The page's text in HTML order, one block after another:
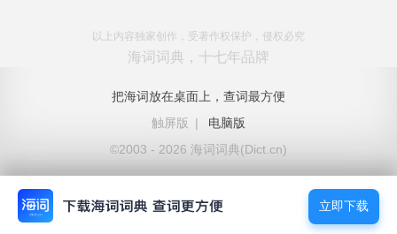
以上内容独家创作，受著作权保护，侵权必究
海词词典，十七年品牌
把海词放在桌面上，查词最方便
触屏版
|
电脑版
©2003 - 2026 海词词典(Dict.cn)
立即下载
立即下载